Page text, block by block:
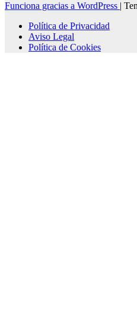
Funciona gracias a WordPress |
Política de Privacidad
Aviso Legal
Política de Cookies